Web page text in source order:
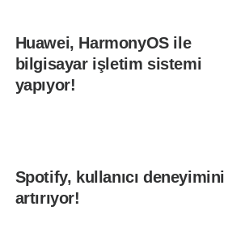
Huawei, HarmonyOS ile
bilgisayar işletim sistemi
yapıyor!
Spotify, kullanıcı deneyimini
artırıyor!